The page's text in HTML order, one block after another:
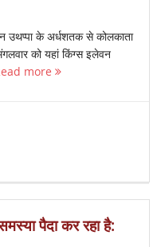
उथप्पा के अर्धशतक से कोलकाता
को यहां किंग्स इलेवन
more
पैदा कर रहा है: